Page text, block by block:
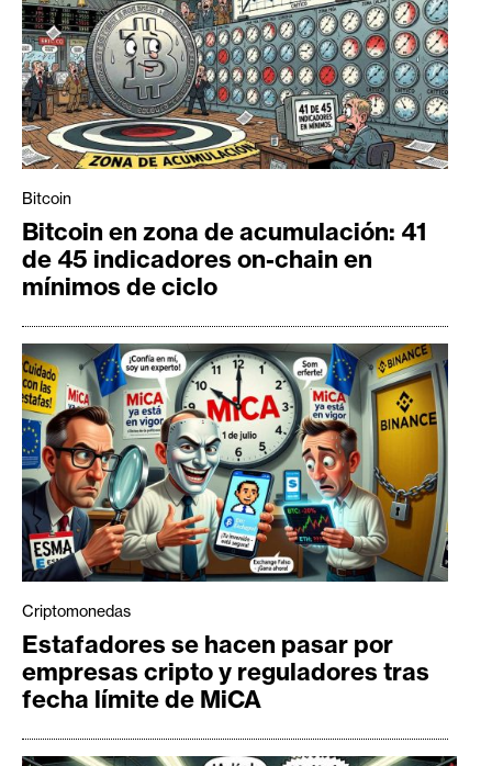
Bitcoin
Bitcoin en zona de acumulación: 41
de 45 indicadores on-chain en
mínimos de ciclo
Criptomonedas
Estafadores se hacen pasar por
empresas cripto y reguladores tras
fecha límite de MiCA